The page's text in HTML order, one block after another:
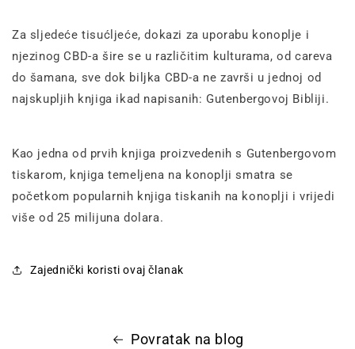
Za sljedeće tisućljeće, dokazi za uporabu konoplje i
njezinog CBD-a šire se u različitim kulturama, od careva
do šamana, sve dok biljka CBD-a ne završi u jednoj od
najskupljih knjiga ikad napisanih: Gutenbergovoj Bibliji.
Kao jedna od prvih knjiga proizvedenih s Gutenbergovom
tiskarom, knjiga temeljena na konoplji smatra se
početkom popularnih knjiga tiskanih na konoplji i vrijedi
više od 25 milijuna dolara.
Zajednički koristi ovaj članak
Povratak na blog